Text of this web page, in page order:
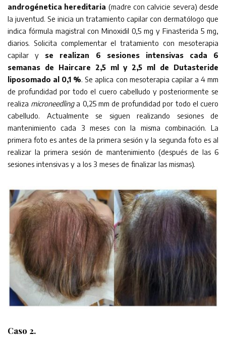
androgénetica hereditaria (madre con calvicie severa) desde
la juventud. Se inicia un tratamiento capilar con dermatólogo que
indica fórmula magistral con Minoxidil 0,5 mg y Finasterida 5 mg,
diarios. Solicita complementar el tratamiento con mesoterapia
capilar y se realizan 6 sesiones intensivas cada 6
semanas de Haircare 2,5 ml y 2,5 ml de Dutasteride
liposomado al 0,1 %. Se aplica con mesoterapia capilar a 4 mm
de profundidad por todo el cuero cabelludo y posteriormente se
realiza microneedlinga 0,25 mm de profundidad por todo el cuero
cabelludo. Actualmente se siguen realizando sesiones de
mantenimiento cada 3 meses con la misma combinación. La
primera foto es antes de la primera sesión y la segunda foto es al
realizar la primera sesión de mantenimiento (después de las 6
sesiones intensivas y a los 3 meses de finalizar las mismas).
Caso 2.